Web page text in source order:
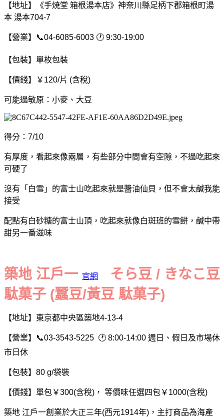
【地址】《手焼堂 箱根湯本店》 神奈川縣足柄下郡箱根町湯
本 湯本704-7
【營業】📞04-6085-6003 🕐 9:30-19:00
【包裝】單枚包裝
【價錢】￥120/片 (含稅)
可能過敏原：小麥、大豆
得分：7/10
有厚度， 看起來像兩層，有些部分中間會有空隙，不過吃起來
可硬了
沒有「白雪」的富士山吃起來就是醬油仙貝，但不會太鹹我能
接受
配點有白砂糖的富士山頂，吃起來就像白斑班的雪餅，鹹中帶
甜另一番滋味
築地 江戶一 官網
そら豆 / きなこ豆
駄菓子 (蠶豆/黃豆 駄菓子)
【地址】 東京都中央區築地4-13-4
【營業】📞03-3543-5225 🕐 8:00-14:00 週日、假日及市場休
市日休
【包裝】80 g/袋裝
【價錢】單包￥300(含稅)， 等價味任選四包￥1000(含稅)
築地 江戶一創業於大正三年(西元1914年)，主打商品為海產